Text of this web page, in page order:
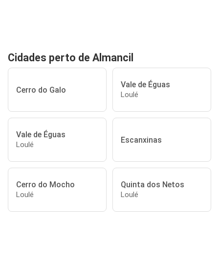
Cidades perto de Almancil
Cerro do Galo
Vale de Éguas
Loulé
Vale de Éguas
Loulé Escanxinas
Cerro do Mocho
Loulé
Quinta dos Netos
Loulé